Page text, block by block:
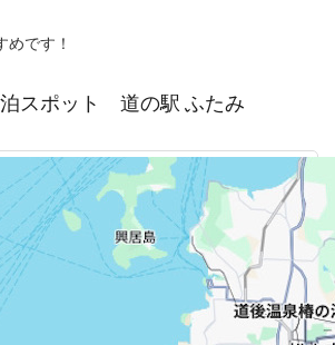
です！
スポット 道の駅 ふたみ